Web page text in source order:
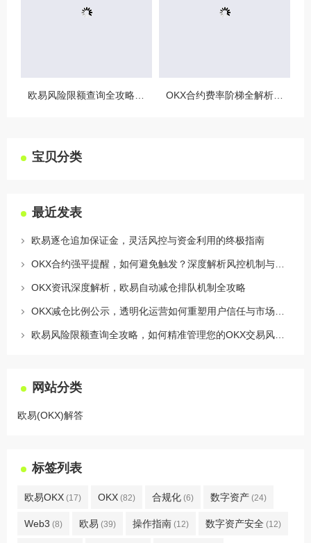
宝贝分类
最近发表
欧易逐仓追加保证金，灵活风控与资金利用的终极指南
OKX资讯深度解析，欧易自动减仓排队机制全攻略
网站分类
欧易(OKX)解答
标签列表
欧易OKX (17) OKX (82) 合规化 (6) 数字资产 (24)
Web3 (8) 欧易 (39) 操作指南 (12) 数字资产安全 (12)